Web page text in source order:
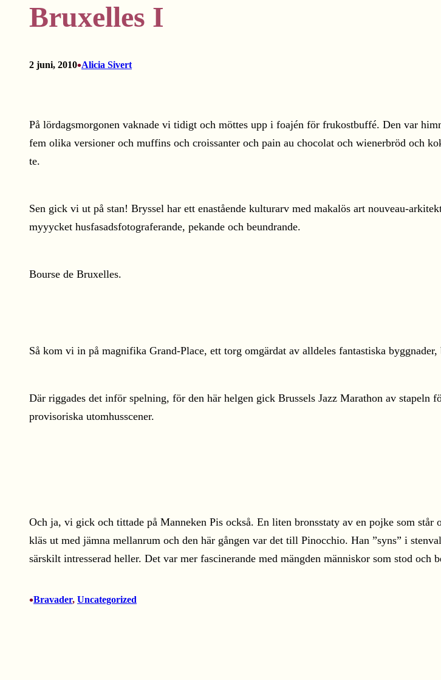
Bruxelles I
2 juni, 2010•Alicia Sivert
På lördagsmorgonen vaknade vi tidigt och möttes upp i foajén för frukostbuffé. Den var
fem olika versioner och muffins och croissanter och pain au chocolat och wienerbröd och
te.
Sen gick vi ut på stan! Bryssel har ett enastående kulturarv med makalös art nouveau-
myyycket husfasadsfotograferande, pekande och beundrande.
Bourse de Bruxelles.
Så kom vi in på magnifika Grand-Place, ett torg omgärdat av alldeles fantastiska byggnader,
Där riggades det inför spelning, för den här helgen gick Brussels Jazz Marathon av stapeln
provisoriska utomhusscener.
Och ja, vi gick och tittade på Manneken Pis också. En liten bronsstaty av en pojke som
kläs ut med jämna mellanrum och den här gången var det till Pinocchio. Han ”syns” i
särskilt intresserad heller. Det var mer fascinerande med mängden människor som stod och
•Bravader, Uncategorized